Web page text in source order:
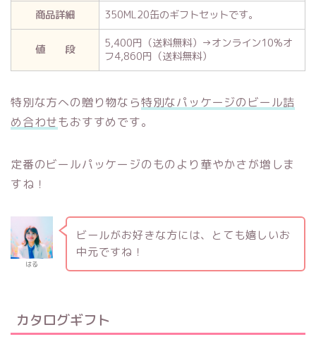
商品詳細
350ML20缶のギフトセットです。
値 段
5,400円（送料無料）→オンライン10%オ
フ4,860円（送料無料）
特別な方への贈り物なら特別なパッケージのビール詰
め合わせもおすすめです。
定番のビールパッケージのものより華やかさが増しま
すね！
はる
ビールがお好きな方には、とても嬉しいお
中元ですね！
カタログギフト